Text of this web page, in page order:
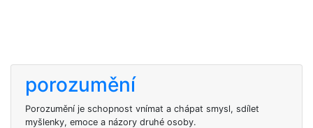
porozumění
Porozumění je schopnost vnímat a chápat smysl, sdílet
myšlenky, emoce a názory druhé osoby.